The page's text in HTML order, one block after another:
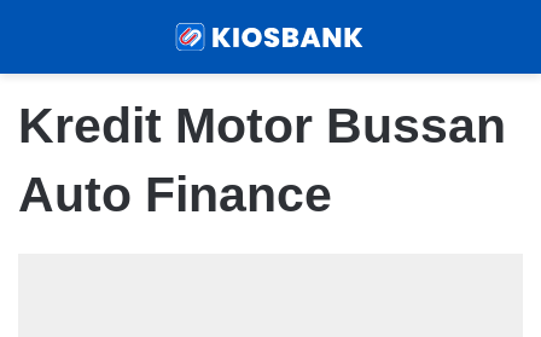
Kredit Motor Bussan
Auto Finance